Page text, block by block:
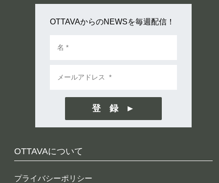
OTTAVAについて
プライバシーポリシー
OTTAVAからのNEWSを毎週配信！
登 録